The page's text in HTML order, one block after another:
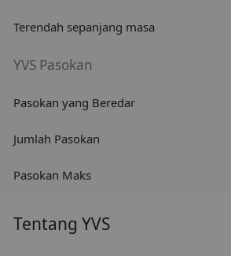
Terendah sepanjang masa
YVS Pasokan
Pasokan yang Beredar
Jumlah Pasokan
Pasokan Maks
Tentang YVS